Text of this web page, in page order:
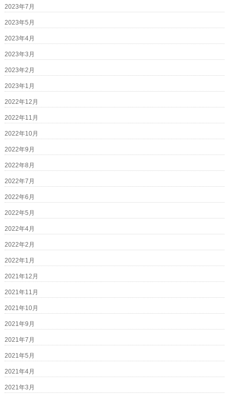
2023年7月
2023年5月
2023年4月
2023年3月
2023年2月
2023年1月
2022年12月
2022年11月
2022年10月
2022年9月
2022年8月
2022年7月
2022年6月
2022年5月
2022年4月
2022年2月
2022年1月
2021年12月
2021年11月
2021年10月
2021年9月
2021年7月
2021年5月
2021年4月
2021年3月